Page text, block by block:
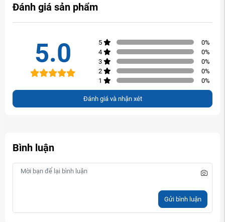
Đánh giá sản phẩm
5.0 5 0%
4
0%
3
0%
2
0%
1
0%
Đánh giá và nhận xét
Bình luận
Gửi bình luận